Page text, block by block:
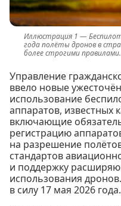
года полёты дронов в
более строгими правилами.
Управление
ввело новые
использование
аппаратов, известных
включающие
регистрацию
на разрешение
стандартов
и поддержку
использования
в силу 17 мая 2026 года.